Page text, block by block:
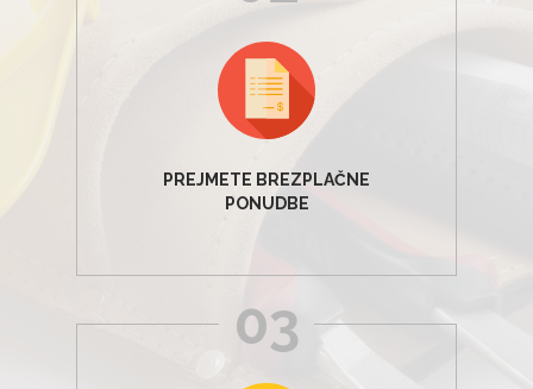
PREJMETE BREZPLAČNE
PONUDBE
03